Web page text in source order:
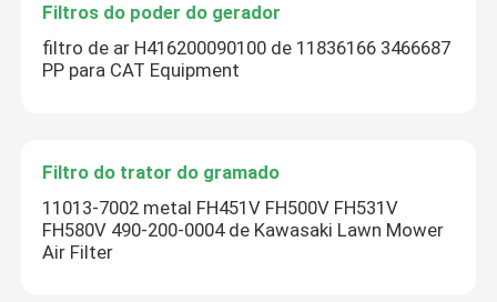
Filtros do poder do gerador
filtro de ar H416200090100 de 11836166 3466687
PP para CAT Equipment
Filtro do trator do gramado
11013-7002 metal FH451V FH500V FH531V
FH580V 490-200-0004 de Kawasaki Lawn Mower
Air Filter